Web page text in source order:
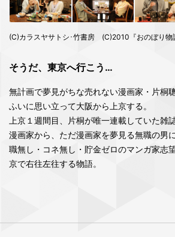
(C)カラスヤサトシ･竹書房 (C)2010『おのぼり物
そうだ、東京へ行こう…
無計画で夢見がちな売れない漫画家・片桐
ふいに思い立って大阪から上京する。
上京１週間目、片桐が唯一連載していた雑
漫画家から、ただ漫画家を夢見る無職の男
職無し・コネ無し・貯金ゼロのマンガ家志
京で右往左往する物語。